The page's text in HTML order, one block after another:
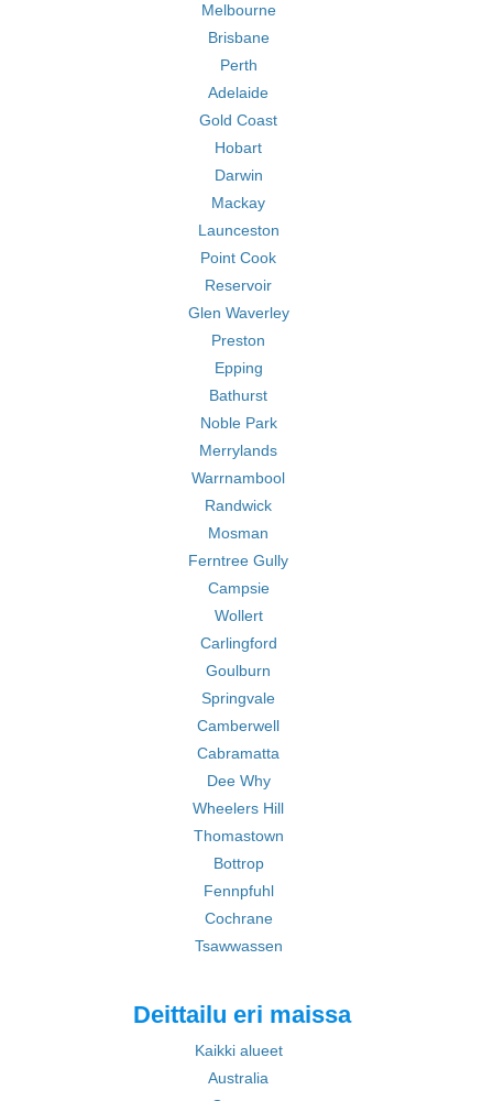
Melbourne
Brisbane
Perth
Adelaide
Gold Coast
Hobart
Darwin
Mackay
Launceston
Point Cook
Reservoir
Glen Waverley
Preston
Epping
Bathurst
Noble Park
Merrylands
Warrnambool
Randwick
Mosman
Ferntree Gully
Campsie
Wollert
Carlingford
Goulburn
Springvale
Camberwell
Cabramatta
Dee Why
Wheelers Hill
Thomastown
Bottrop
Fennpfuhl
Cochrane
Tsawwassen
Deittailu eri maissa
Kaikki alueet
Australia